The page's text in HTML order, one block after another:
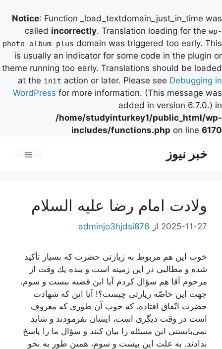
Notice: Function _load_textdomain_just_in_time was
called incorrectly. Translation loading for the wp-
photo-album-plus domain was triggered too early. This
is usually an indicator for some code in the plugin or
theme running too early. Translations should be loaded
at the init action or later. Please see Debugging in
WordPress for more information. (This message was
added in version 6.7.0.) in
/home/studyinturkey1/public_html/wp-
includes/functions.php on line 6170
خبر نیوز
ولادت امام رضا علیه السلام
2025-11-27 از adminjo3hjdsi876
خوب این هم مربوط به زیارتی حضرت كه بسیار تأكید
شده و مطالبی در این زمینه است و بنده یك وقت از
مرحوم آقا هم سؤال كردم آیا این قضیه بیست و سوم،
جهت این خاصّه زیارتی چیست؟! آیا این كه شهادت
حضرت اتّفاق افتاده، كه خوب آن طوری كه معروف
است در وقت دیگری است، ایشان نفرمودند و شاید
نمی‌بایستی این مسئله را بیان كنند و سؤال ما را پاسخ
ندادند. به علت این بیست و سوم، همین طور به نحو